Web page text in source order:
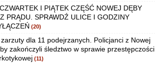
I PIĄTEK CZĘŚĆ NOWEJ DĘBY
PRĄDU. SPRAWDŹ ULICE I GODZINY
(20)
dla 11 podejrzanych. Policjanci z Nowej
zakończyli śledztwo w sprawie przestępczości
(11)